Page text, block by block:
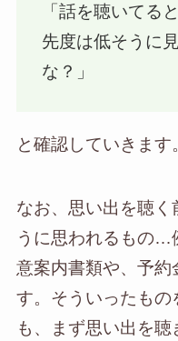
「話を聴いてる
先度は低そうに
な？」
と確認していきます
なお、思い出を聴
うに思われるもの…
意案内書類や、予約
す。そういったも
も、まず思い出を